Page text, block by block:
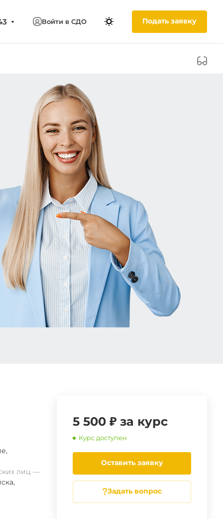
Войти в СДО Подать заявку
5 500 ₽ за курс
Курс доступен
Оставить заявку
Задать вопрос
,
лиц
,